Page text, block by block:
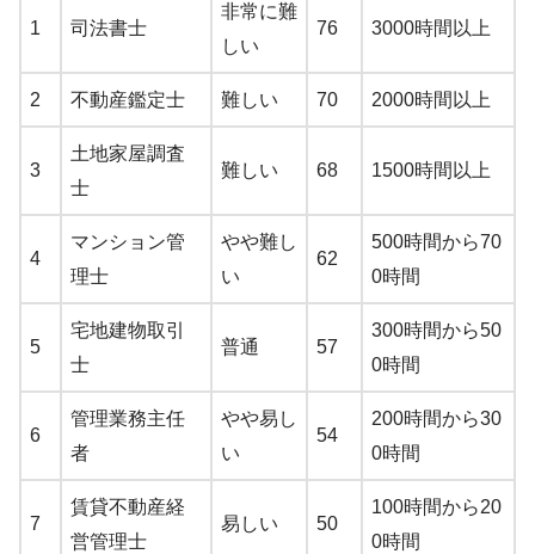
1 司法書士
非常に難
しい
76 3000時間以上
2 不動産鑑定士 難しい 70 2000時間以上
3
土地家屋調査
士
難しい 68 1500時間以上
4
マンション管
理士
やや難し
い
62
500時間から70
0時間
5
宅地建物取引
士
普通 57
300時間から50
0時間
6
管理業務主任
者
やや易し
い
54
200時間から30
0時間
7
賃貸不動産経
営管理士
易しい 50
100時間から20
0時間